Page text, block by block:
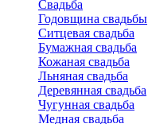
Свадьба
Годовщина свадьбы
Ситцевая свадьба
Бумажная свадьба
Кожаная свадьба
Льняная свадьба
Деревянная свадьба
Чугунная свадьба
Медная свадьба